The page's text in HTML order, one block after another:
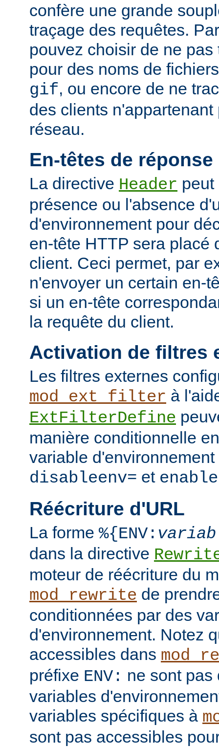
confère une grande
traçage des requêtes.
pouvez choisir de ne
pour des noms de
gif, ou encore de ne
des clients
réseau.
En-têtes de
La directive Header peut
présence ou l'absence
d'environnement pour
en-tête HTTP sera placé
client. Ceci permet, par
n'envoyer un certain en-
si un en-tête
la requête du client.
Activation de filtres
Les filtres externes
mod_ext_filter à
ExtFilterDefine
manière conditionnelle
variable
disableenv= et
Réécriture d'URL
La forme %{ENV:
dans la directive
moteur de réécriture du
mod_rewrite de
conditionnées par des
d'environnement. Notez
accessibles dans
préfixe ENV: ne sont pas
variables
variables spécifiques à
sont pas accessibles